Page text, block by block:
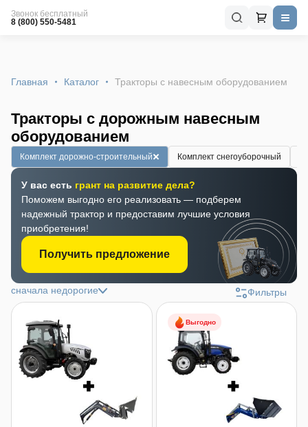
Звонок бесплатный
8 (800) 550-5481
Главная Каталог Тракторы с навесным оборудованием
Тракторы с дорожным навесным
оборудованием
Комплект дорожно-строительный Комплект снегоуборочный
У вас есть грант на развитие дела?
Поможем выгодно его реализовать — подберем
надежный трактор и предоставим лучшие условия
приобретения!
Получить предложение
сначала недорогие Фильтры
Выгодно